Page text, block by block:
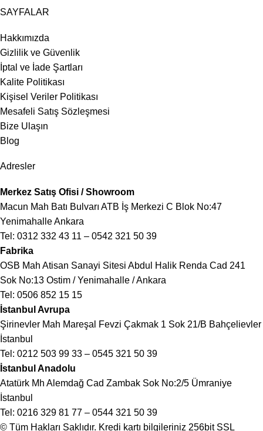
SAYFALAR
Hakkımızda
Gizlilik ve Güvenlik
İptal ve İade Şartları
Kalite Politikası
Kişisel Veriler Politikası
Mesafeli Satış Sözleşmesi
Bize Ulaşın
Blog
Adresler
Merkez Satış Ofisi / Showroom
Macun Mah Batı Bulvarı ATB İş Merkezi C Blok No:47
Yenimahalle Ankara
Tel: 0312 332 43 11 – 0542 321 50 39
Fabrika
OSB Mah Atisan Sanayi Sitesi Abdul Halik Renda Cad 241
Sok No:13 Ostim / Yenimahalle / Ankara
Tel: 0506 852 15 15
İstanbul Avrupa
Şirinevler Mah Mareşal Fevzi Çakmak 1 Sok 21/B Bahçelievler
İstanbul
Tel: 0212 503 99 33 – 0545 321 50 39
İstanbul Anadolu
Atatürk Mh Alemdağ Cad Zambak Sok No:2/5 Ümraniye
İstanbul
Tel: 0216 329 81 77 – 0544 321 50 39
© Tüm Hakları Saklıdır. Kredi kartı bilgileriniz 256bit SSL